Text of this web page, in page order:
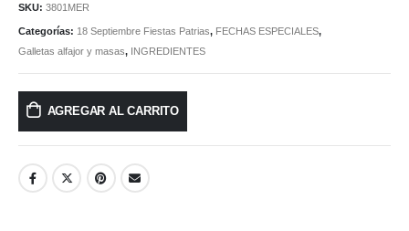
SKU: 3801MER
Categorías: 18 Septiembre Fiestas Patrias, FECHAS ESPECIALES,
Galletas alfajor y masas, INGREDIENTES
AGREGAR AL CARRITO